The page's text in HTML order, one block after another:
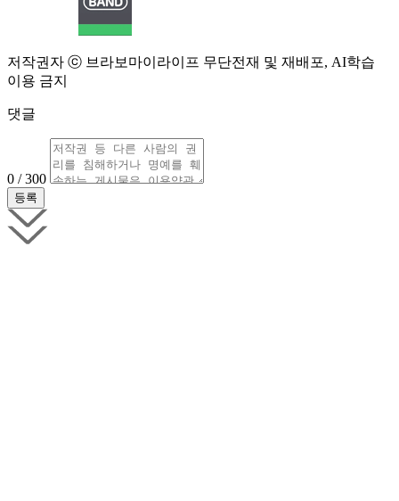
저작권자 ⓒ 브라보마이라이프 무단전재 및 재배포, AI학습
이용 금지
댓글
0 / 300